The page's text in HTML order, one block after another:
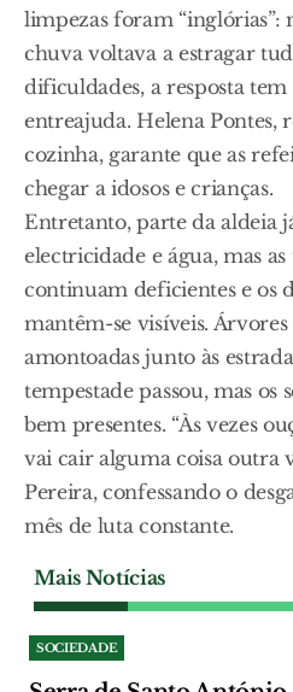
limpezas foram “inglórias”:
chuva voltava a estragar
dificuldades, a resposta
entreajuda. Helena Pontes,
cozinha, garante que as
chegar a idosos e crianças.
Entretanto, parte da aldeia
electricidade e água, mas
continuam deficientes e os
mantêm-se visíveis.
amontoadas junto às
tempestade passou, mas os
bem presentes. “Às vezes
vai cair alguma coisa outra
Pereira, confessando o
mês de luta constante.
Mais Notícias
SOCIEDADE